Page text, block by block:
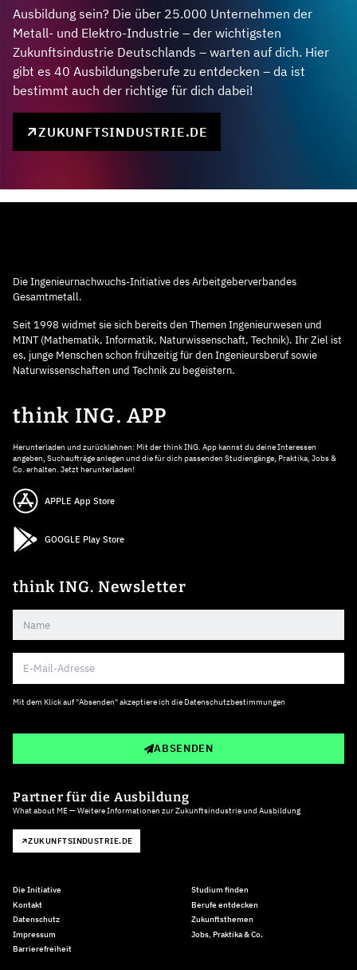
Ausbildung sein? Die über 25.000 Unternehmen der
Metall- und Elektro-Industrie – der wichtigsten
Zukunftsindustrie Deutschlands – warten auf dich. Hier
gibt es 40 Ausbildungsberufe zu entdecken – da ist
bestimmt auch der richtige für dich dabei!
ZUKUNFTSINDUSTRIE.DE
Die Ingenieurnachwuchs-Initiative des Arbeitgeberverbandes
Gesamtmetall.
Seit 1998 widmet sie sich bereits den Themen Ingenieurwesen und
MINT (Mathematik, Informatik, Naturwissenschaft, Technik). Ihr Ziel ist
es, junge Menschen schon frühzeitig für den Ingenieursberuf sowie
Naturwissenschaften und Technik zu begeistern.
think ING. APP
Herunterladen und zurücklehnen: Mit der think ING. App kannst du deine Interessen
angeben, Suchaufträge anlegen und die für dich passenden Studiengänge, Praktika, Jobs &
Co. erhalten. Jetzt herunterladen!
APPLE App Store
GOOGLE Play Store
think ING. Newsletter
Mit dem Klick auf "Absenden" akzeptiere ich die Datenschutzbestimmungen
ABSENDEN
Partner für die Ausbildung
What about ME — Weitere Informationen zur Zukunftsindustrie und Ausbildung
ZUKUNFTSINDUSTRIE.DE
Die Initiative
Kontakt
Datenschutz
Impressum
Barrierefreiheit
Studium finden
Berufe entdecken
Zukunftsthemen
Jobs, Praktika & Co.